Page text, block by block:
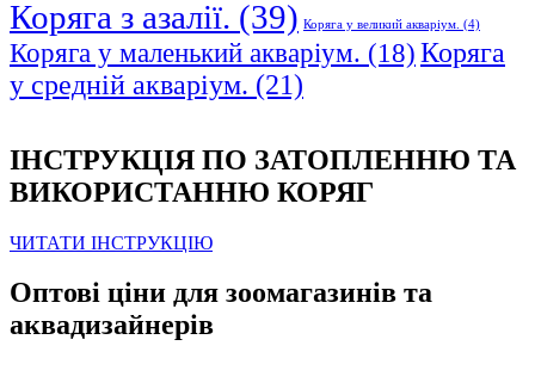
Коряга з азалії. (39) Коряга у великий акваріум. (4)
Коряга у маленький акваріум. (18) Коряга
у средній акваріум. (21)
ІНСТРУКЦІЯ ПО ЗАТОПЛЕННЮ ТА
ВИКОРИСТАННЮ КОРЯГ
ЧИТАТИ ІНСТРУКЦІЮ
Оптові ціни для зоомагазинів та
аквадизайнерів